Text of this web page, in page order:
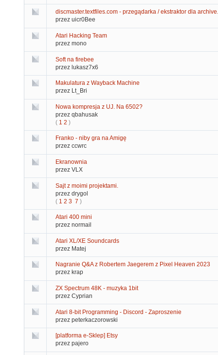
discmaster.textfiles.com - przegądarka / ekstraktor dla
przez uicr0Bee
Atari Hacking Team
przez mono
Soft na firebee
przez lukasz7x6
Makulatura z Wayback Machine
przez Lt_Bri
Nowa kompresja z UJ. Na 6502?
przez qbahusak
( 1 2 )
Franko - niby gra na Amigę
przez ccwrc
Ekranownia
przez VLX
Sajt z moimi projektami.
przez drygol
( 1 2 3 7 )
Atari 400 mini
przez normail
Atari XL/XE Soundcards
przez Matej
Nagranie Q&A z Robertem Jaegerem z Pixel Heaven 2023
przez krap
ZX Spectrum 48K - muzyka 1bit
przez Cyprian
Atari 8-bit Programming - Discord - Zaproszenie
przez peterkaczorowski
[platforma e-Sklep] Etsy
przez pajero